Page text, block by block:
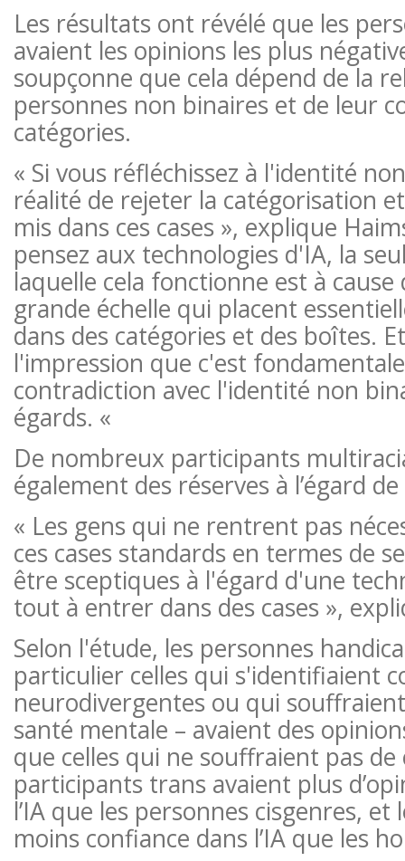
Les résultats ont révélé que les
avaient les opinions les plus
soupçonne que cela dépend de la
personnes non binaires et de leur
catégories.
« Si vous réfléchissez à l'identité
réalité de rejeter la catégorisation
mis dans ces cases », explique
pensez aux technologies d'IA, la
laquelle cela fonctionne est à cause
grande échelle qui placent
dans des catégories et des boîtes.
l'impression que c'est
contradiction avec l'identité non
égards. «
De nombreux participants
également des réserves à l’égard de
« Les gens qui ne rentrent pas
ces cases standards en termes de
être sceptiques à l'égard d'une
tout à entrer dans des cases »,
Selon l'étude, les personnes
particulier celles qui s'identifiaient
neurodivergentes ou qui
santé mentale – avaient des
que celles qui ne souffraient pas de
participants trans avaient plus
l’IA que les personnes cisgenres,
moins confiance dans l’IA que les